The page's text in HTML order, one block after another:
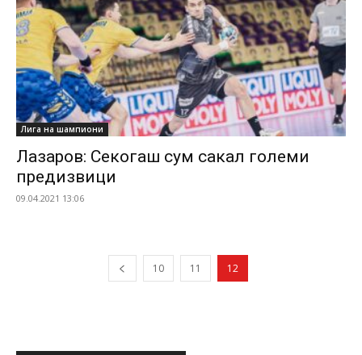
Лига на шампиони
Лазаров: Секогаш сум сакал големи
предизвици
09.04.2021 13:06
10 11 12